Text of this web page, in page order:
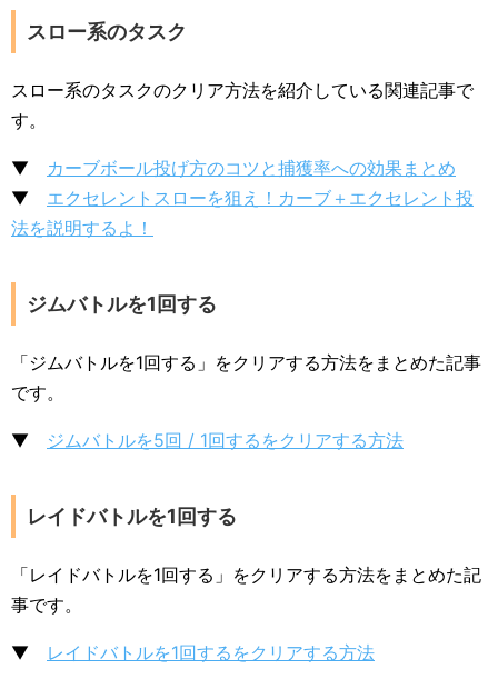
スロー系のタスク
スロー系のタスクのクリア方法を紹介している関連記事で
す。
▼ カーブボール投げ方のコツと捕獲率への効果まとめ
▼ エクセレントスローを狙え！カーブ＋エクセレント投
法を説明するよ！
ジムバトルを1回する
「ジムバトルを1回する」をクリアする方法をまとめた記事
です。
▼ ジムバトルを5回 / 1回するをクリアする方法
レイドバトルを1回する
「レイドバトルを1回する」をクリアする方法をまとめた記
事です。
▼ レイドバトルを1回するをクリアする方法